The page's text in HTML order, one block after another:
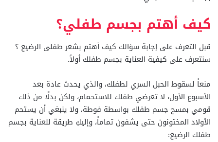
كيف أهتم بجسم طفلي؟
قبل التعرف على إجابة سؤالك كيف أهتم بشعر طفلى الرضيع ؟
سنتعرف على كيفية العناية بجسم طفلك أولاً.
منعاً لسقوط الحبل السري لطفلك، والذي يحدث عادة بعد
الأسبوع الأول، لا تعرضي طفلك للاستحمام، ولكن بدلًا من ذلك
قومي بمسح جسم طفلك بواسطة فوطة، ولا ينبغي أن يستحم
الأولاد المختونون حتى يشفون تماماً، وإليكِ طريقة للعناية بجسم
طفلك الرضيع: